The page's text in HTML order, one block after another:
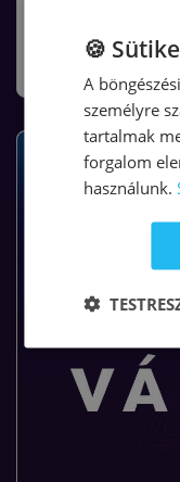
19.700Ft /
🍪
A
személyre
tartalmak
forgalom
használunk.